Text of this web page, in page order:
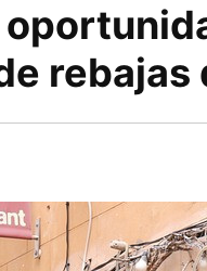
rebajas